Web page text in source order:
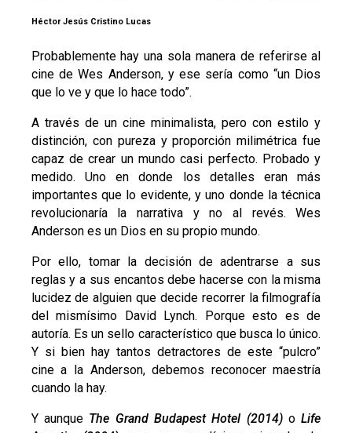
Héctor Jesús Cristino Lucas
Probablemente hay una sola manera de referirse al
cine de Wes Anderson, y ese sería como “un Dios
que lo ve y que lo hace todo”.
A través de un cine minimalista, pero con estilo y
distinción, con pureza y proporción milimétrica fue
capaz de crear un mundo casi perfecto. Probado y
medido. Uno en donde los detalles eran más
importantes que lo evidente, y uno donde la técnica
revolucionaría la narrativa y no al revés. Wes
Anderson es un Dios en su propio mundo.
Por ello, tomar la decisión de adentrarse a sus
reglas y a sus encantos debe hacerse con la misma
lucidez de alguien que decide recorrer la filmografía
del mismísimo David Lynch. Porque esto es de
autoría. Es un sello característico que busca lo único.
Y si bien hay tantos detractores de este “pulcro”
cine a la Anderson, debemos reconocer maestría
cuando la hay.
Y aunque The Grand Budapest Hotel (2014)oLife